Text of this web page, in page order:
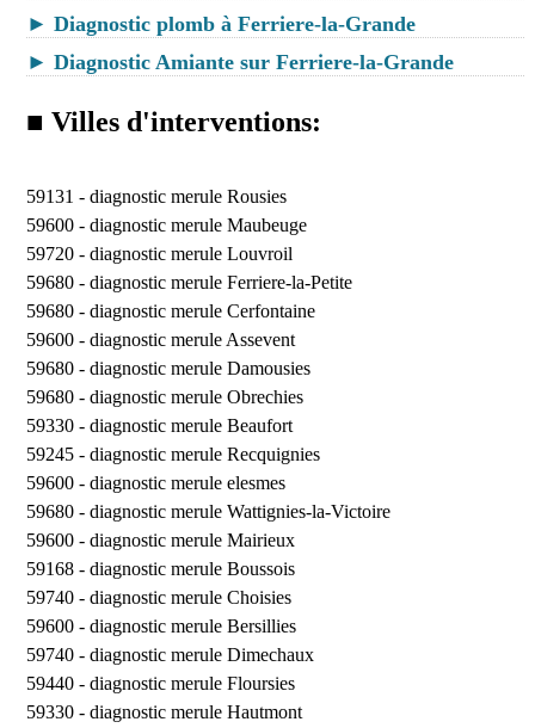
► Diagnostic plomb à Ferriere-la-Grande
► Diagnostic Amiante sur Ferriere-la-Grande
■ Villes d'interventions:
59131 - diagnostic merule Rousies
59600 - diagnostic merule Maubeuge
59720 - diagnostic merule Louvroil
59680 - diagnostic merule Ferriere-la-Petite
59680 - diagnostic merule Cerfontaine
59600 - diagnostic merule Assevent
59680 - diagnostic merule Damousies
59680 - diagnostic merule Obrechies
59330 - diagnostic merule Beaufort
59245 - diagnostic merule Recquignies
59600 - diagnostic merule elesmes
59680 - diagnostic merule Wattignies-la-Victoire
59600 - diagnostic merule Mairieux
59168 - diagnostic merule Boussois
59740 - diagnostic merule Choisies
59600 - diagnostic merule Bersillies
59740 - diagnostic merule Dimechaux
59440 - diagnostic merule Floursies
59330 - diagnostic merule Hautmont